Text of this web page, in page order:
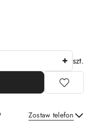
szt.
Zostaw telefon